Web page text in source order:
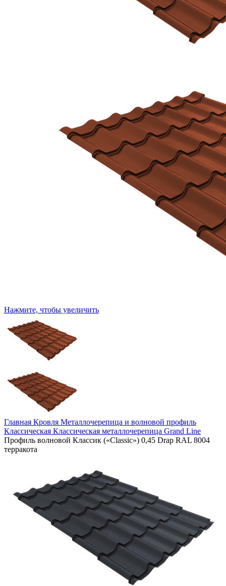
Нажмите, чтобы увеличить
Главная Кровля Металлочерепица и волновой профиль
Классическая Классическая металлочерепица Grand Line
Профиль волновой Классик («Classic») 0,45 Drap RAL 8004
терракота